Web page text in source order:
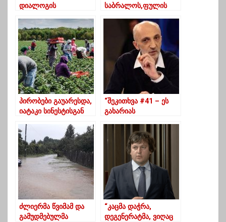
დიალოგის
სავარაუდოდ, ახალ
არჩევნებამდე
მიგვიყვანს
საბრალოს,ფულის
ადვილი მეთოდი ჩემი
ლანძღვაა-მიხეილ
სააკაშვილი ვაშაძეზე
პირობები გაუარესდა,
იატაკი სინესტისგან
ადამიანმა ფეხი
იღრძო! – აი, ამ
პირობებში
აგრძელებენ
ცხოვრებას
გერმანიაში
ლეგალურად
დასაქმებული
ქართველები
“შეკითხვა #41 – ეს
გახარიას
კალაძის?!” –
ხუხაშვილი
ძლიერმა წვიმამ და
გამუდმებულმა
“კაცმა დაჭრა,
დეგენერატმა, ვიღაც